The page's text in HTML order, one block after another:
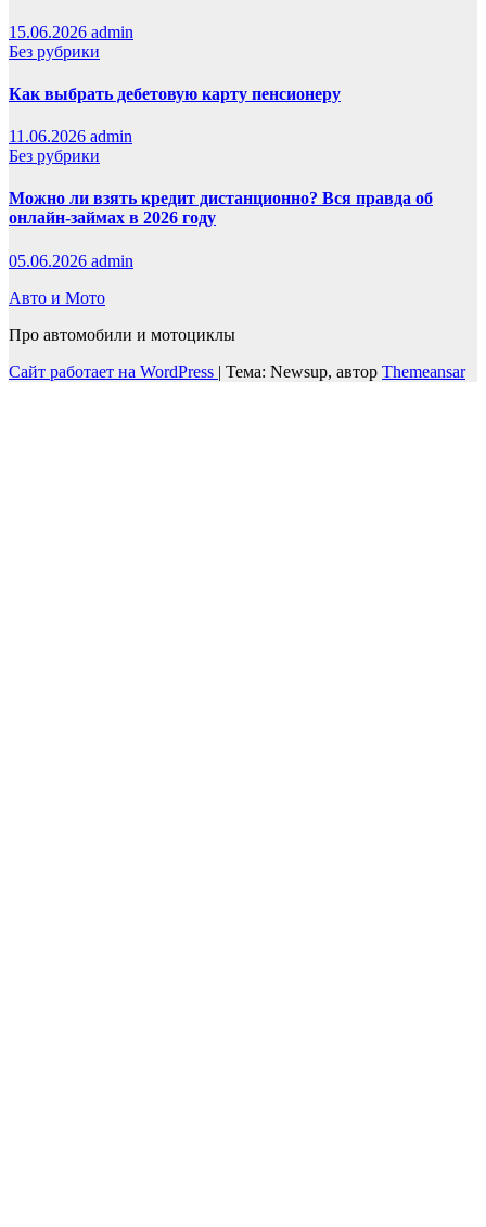
15.06.2026 admin
Без рубрики
Как выбрать дебетовую карту пенсионеру
11.06.2026 admin
Без рубрики
Можно ли взять кредит дистанционно? Вся правда об
онлайн-займах в 2026 году
05.06.2026 admin
Авто и Мото
Про автомобили и мотоциклы
Сайт работает на WordPress | Тема: Newsup, автор Themeansar